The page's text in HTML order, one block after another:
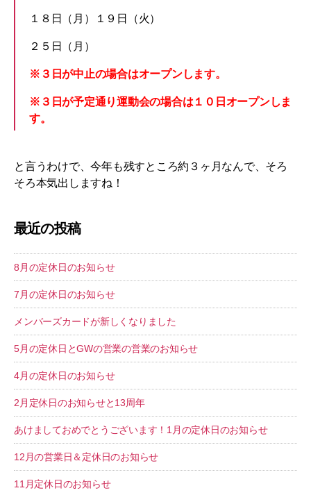
１８日（月）１９日（火）
２５日（月）
※３日が中止の場合はオープンします。
※３日が予定通り運動会の場合は１０日オープンしま
す。
と言うわけで、今年も残すところ約３ヶ月なんで、そろ
そろ本気出しますね！
最近の投稿
8月の定休日のお知らせ
7月の定休日のお知らせ
メンバーズカードが新しくなりました
5月の定休日とGWの営業の営業のお知らせ
4月の定休日のお知らせ
2月定休日のお知らせと13周年
あけましておめでとうございます！1月の定休日のお知らせ
12月の営業日＆定休日のお知らせ
11月定休日のお知らせ